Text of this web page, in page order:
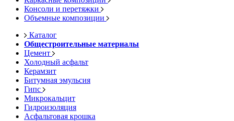
Консоли и перетяжки
Объемные композиции
Каталог
Общестроительные материалы
Цемент
Холодный асфальт
Керамзит
Битумная эмульсия
Гипс
Микрокальцит
Гидроизоляция
Асфальтовая крошка